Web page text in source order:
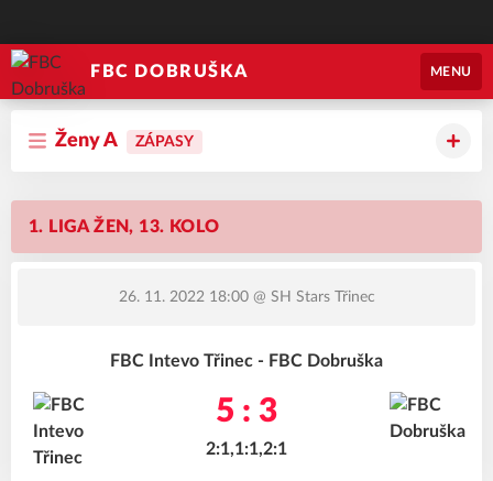
FBC DOBRUŠKA MENU
Ženy A ZÁPASY
1. LIGA ŽEN, 13. KOLO
26. 11. 2022 18:00@ SH Stars Třinec
FBC Intevo Třinec - FBC Dobruška
5 : 3
2:1,1:1,2:1